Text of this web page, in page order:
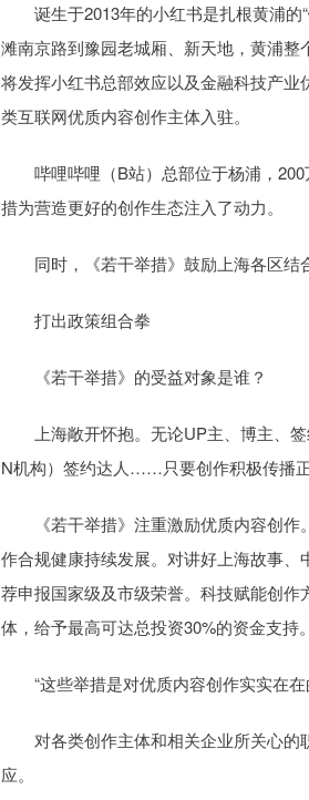
诞生于2013年的小红书是扎根黄浦的“
滩南京路到豫园老城厢、新天地，黄浦
将发挥小红书总部效应以及金融科技产
类互联网优质内容创作主体入驻。
哔哩哔哩（B站）总部位于杨浦，200
措为营造更好的创作生态注入了动力。
同时，《若干举措》鼓励上海各区结
打出政策组合拳
《若干举措》的受益对象是谁？
上海敞开怀抱。无论UP主、博主、签
N机构）签约达人……只要创作积极传播
《若干举措》注重激励优质内容创作
作合规健康持续发展。对讲好上海故事
荐申报国家级及市级荣誉。科技赋能创
体，给予最高可达总投资30%的资金支持。
“这些举措是对优质内容创作实实在在
对各类创作主体和相关企业所关心的
应。